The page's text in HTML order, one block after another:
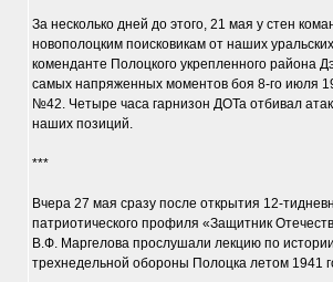
За несколько дней до этого, 21 мая у стен
новополоцким поисковикам от наших
коменданте Полоцкого укрепленного района
самых напряженных моментов боя 8-го июля
№42. Четыре часа гарнизон ДОТа отбивал
наших позиций.
***
Вчера 27 мая сразу после открытия 12-
патриотического профиля «Защитник
В.Ф. Маргелова прослушали лекцию по
трехнедельной обороны Полоцка летом 1941